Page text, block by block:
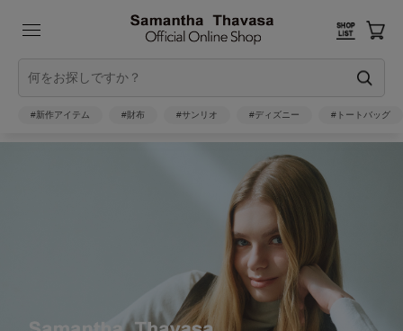
#新作アイテム #財布 #サンリオ #ディズニー #トートバッグ